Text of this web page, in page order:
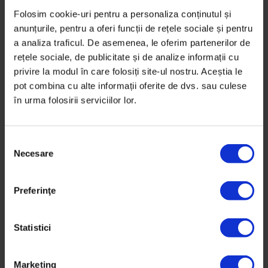
Folosim cookie-uri pentru a personaliza conținutul și
anunțurile, pentru a oferi funcții de rețele sociale și pentru
a analiza traficul. De asemenea, le oferim partenerilor de
rețele sociale, de publicitate și de analize informații cu
privire la modul în care folosiți site-ul nostru. Aceștia le
pot combina cu alte informații oferite de dvs. sau culese
în urma folosirii serviciilor lor.
Necesare
Preferinţe
Statistici
Marketing
DeAndreea Giuclea
Fotografie deAndreea Retinschi
Timp de citire: 20 de minute
17 ianuarie 2019